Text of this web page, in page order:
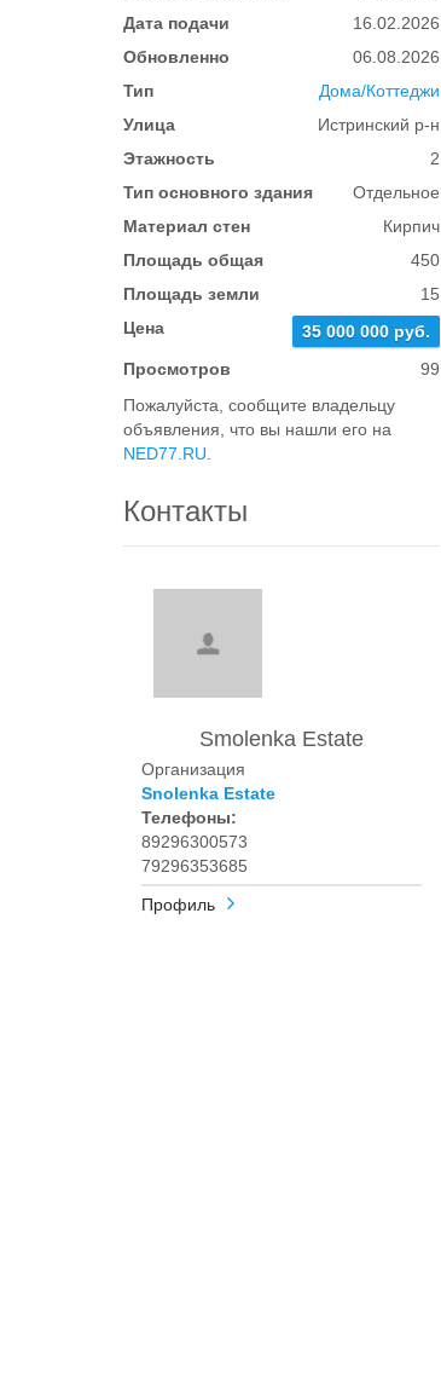
Дата подачи
16.02.2026
Обновленно
06.08.2026
Тип
Дома/Коттеджи
Улица
Истринский р-н
Этажность
2
Тип основного здания
Отдельное
Материал стен
Кирпич
Площадь общая
450
Площадь земли
15
Цена
35 000 000 руб.
Просмотров
99
Пожалуйста, сообщите владельцу
объявления, что вы нашли его на
NED77.RU
Контакты
Smolenka Estate
Организация
Snolenka Estate
Телефоны:
89296300573
79296353685
Профиль